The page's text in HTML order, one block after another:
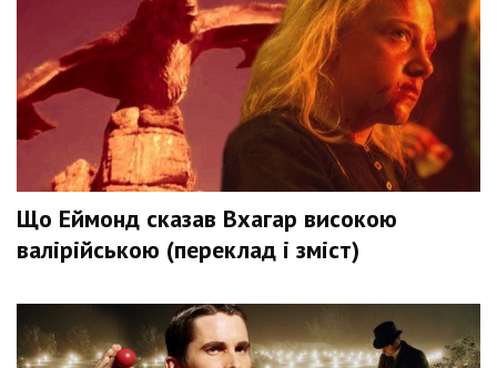
Що Еймонд сказав Вхагар високою
валірійською (переклад і зміст)